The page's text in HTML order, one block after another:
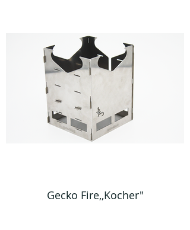
Gecko Fire,,Kocher"